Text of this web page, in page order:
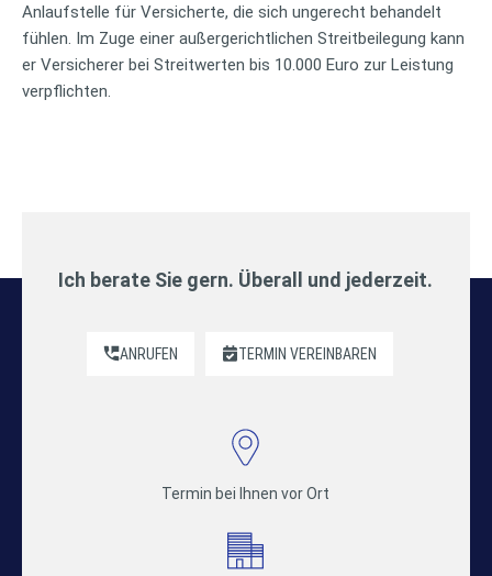
Anlaufstelle für Versicherte, die sich ungerecht behandelt
fühlen. Im Zuge einer außergerichtlichen Streitbeilegung kann
er Versicherer bei Streitwerten bis 10.000 Euro zur Leistung
verpflichten.
Ich berate Sie gern. Überall und jederzeit.
ANRUFEN TERMIN VEREINBAREN
Termin bei Ihnen vor Ort